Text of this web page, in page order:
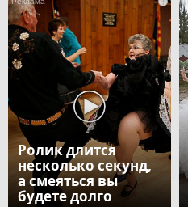
Ролик длится
несколько секунд,
а смеяться вы
будете долго